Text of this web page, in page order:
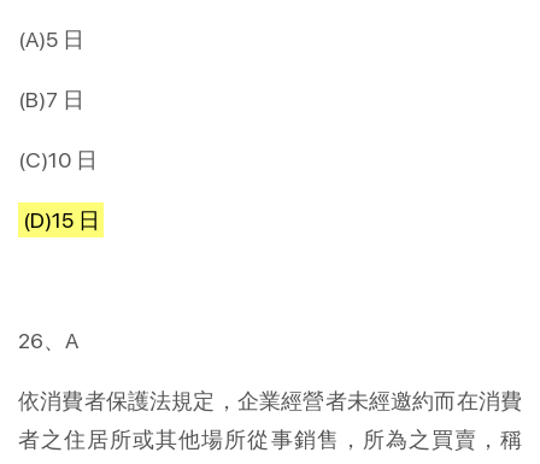
(A)5 日
(B)7 日
(C)10 日
(D)15 日
26、A
依消費者保護法規定，企業經營者未經邀約而在消費
者之住居所或其他場所從事銷售，所為之買賣，稱